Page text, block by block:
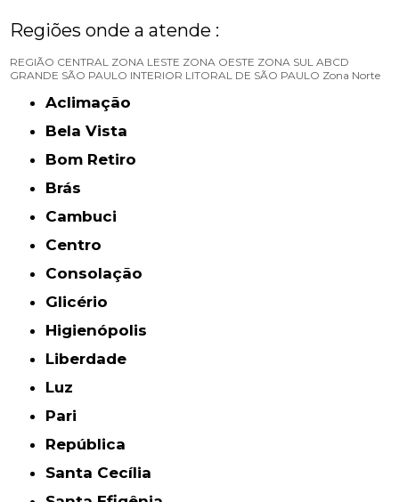
Regiões onde a atende :
REGIÃO CENTRAL ZONA LESTE ZONA OESTE ZONA SUL ABCD
GRANDE SÃO PAULO INTERIOR LITORAL DE SÃO PAULO Zona Norte
Aclimação
Bela Vista
Bom Retiro
Brás
Cambuci
Centro
Consolação
Glicério
Higienópolis
Liberdade
Luz
Pari
República
Santa Cecília